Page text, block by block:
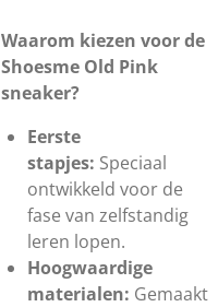
Waarom kiezen voor de
Shoesme Old Pink
sneaker?
Eerste
stapjes: Speciaal
ontwikkeld voor de
fase van zelfstandig
leren lopen.
Hoogwaardige
materialen: Gemaakt